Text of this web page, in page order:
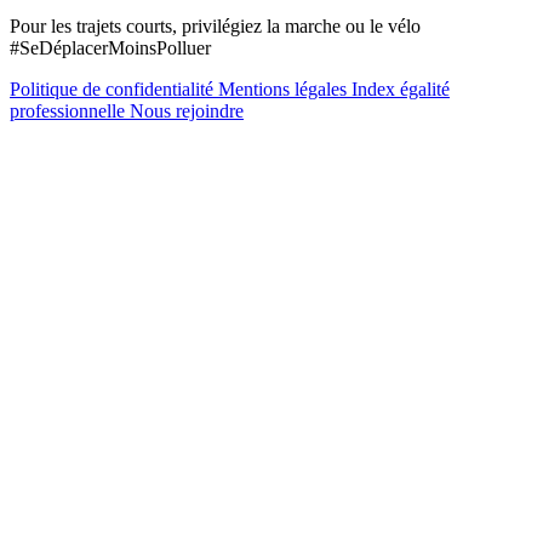
Pour les trajets courts, privilégiez la marche ou le vélo
#SeDéplacerMoinsPolluer
Politique de confidentialité Mentions légales Index égalité
professionnelle Nous rejoindre